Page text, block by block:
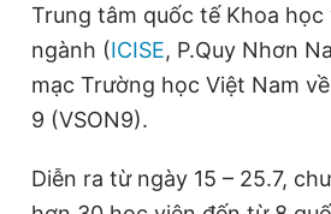
Tiện ích Bạn
Thông tin tòa soạn Liên
Trung tâm quốc tế Khoa học
ngành (ICISE, P.Quy Nhơn
mạc Trường học Việt Nam
9 (VSON9).
Diễn ra từ ngày 15 – 25.7,